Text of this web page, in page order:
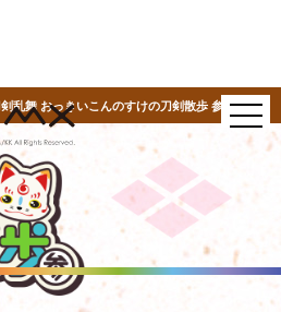
乱舞 おっきいこんのすけの刀剣散歩 参